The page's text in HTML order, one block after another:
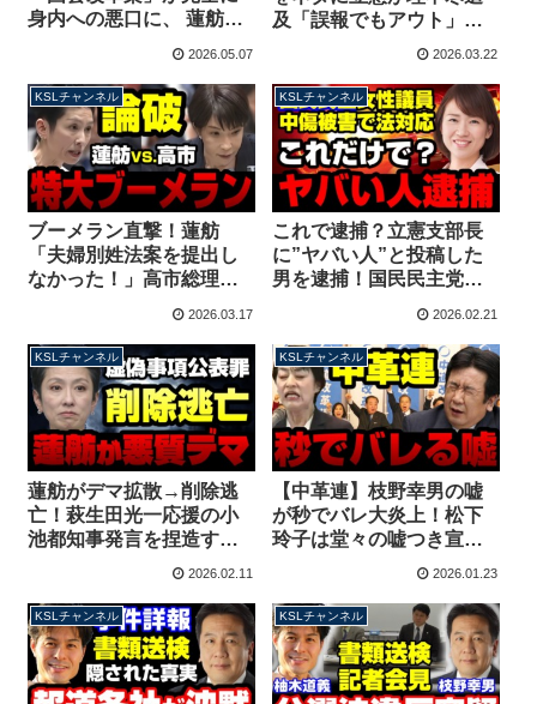
身内への悪口に、 蓮舫・
るのと同じだと話題に
【KSLチャンネル】
2026.05.07
及「誤報でもアウト」相
変わらずのワイドショー
ネル】
2026.03.22
KSLチャンネル
ブーメラン直撃！蓮舫
「夫婦別姓法案を提出し
なかった！」高市総理
→「いや、私はね…」顔
面蒼白に【KSLチャンネ
ル】
2026.03.17
KSLチャンネル
これで逮捕？立憲支部長
に”ヤバい人”と投稿した
男を逮捕！国民民主党で
法的対応へ【KSLチャン
ネル】
2026.02.21
KSLチャンネル
蓮舫がデマ拡散→削除逃
亡！萩生田光一応援の小
池都知事発言を捏造する
投稿を引用し中道候補へ
ャンネル】
2026.02.11
KSLチャンネル
【中革連】枝野幸男の嘘
が秒でバレ大炎上！松下
玲子は堂々の嘘つき宣言
原発・安保・憲法改正で
ャンネル】
2026.01.23
KSLチャンネル KSLチャンネル